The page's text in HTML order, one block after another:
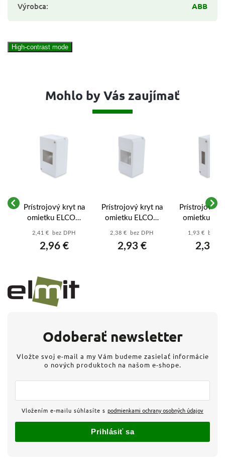
Výrobca: ABB
High-contrast mode
Mohlo by Vás zaujímať
Prístrojový kryt na
omietku ELCON
4M – 4 moduly
2,41 € bez DPH
2,96 €
Prístrojový kryt na
omietku ELCON
3M – 3 moduly
2,38 € bez DPH
2,93 €
Prístrojový
omietku
2M – 2
1,93 € bez
2,38 €
Odoberať newsletter
Vložte svoj e-mail a my Vám budeme zasielať informácie
o nových produktoch na našom e-shope.
Vložením e-mailu súhlasíte s podmienkami ochrany osobných údajov
Prihlásiť sa